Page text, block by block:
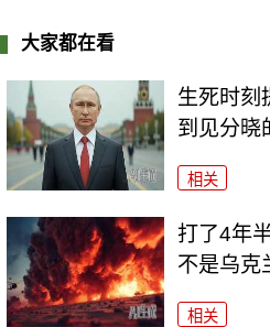
大家都在看
生死时刻
到见分晓
相关
打了4年
不是乌克
相关